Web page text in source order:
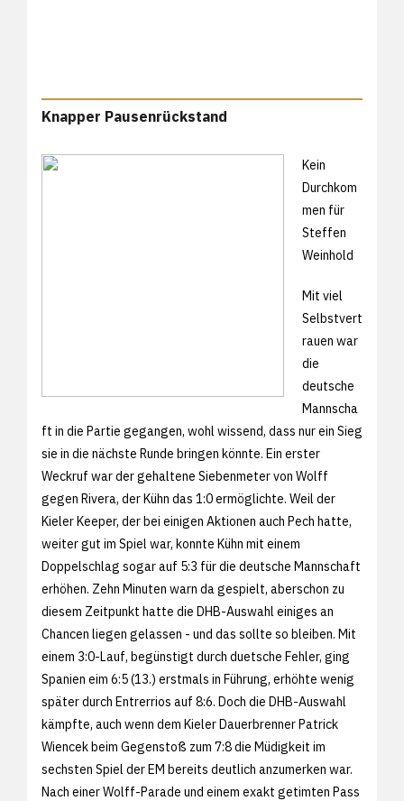
Knapper Pausenrückstand
Kein
Durchkom
men für
Steffen
Weinhold
Mit viel
Selbstvert
rauen war
die
deutsche
Mannscha
ft in die Partie gegangen, wohl wissend, dass nur ein Sieg
sie in die nächste Runde bringen könnte. Ein erster
Weckruf war der gehaltene Siebenmeter von Wolff
gegen Rivera, der Kühn das 1:0 ermöglichte. Weil der
Kieler Keeper, der bei einigen Aktionen auch Pech hatte,
weiter gut im Spiel war, konnte Kühn mit einem
Doppelschlag sogar auf 5:3 für die deutsche Mannschaft
erhöhen. Zehn Minuten warn da gespielt, aberschon zu
diesem Zeitpunkt hatte die DHB-Auswahl einiges an
Chancen liegen gelassen - und das sollte so bleiben. Mit
einem 3:0-Lauf, begünstigt durch duetsche Fehler, ging
Spanien eim 6:5 (13.) erstmals in Führung, erhöhte wenig
später durch Entrerrios auf 8:6. Doch die DHB-Auswahl
kämpfte, auch wenn dem Kieler Dauerbrenner Patrick
Wiencek beim Gegenstoß zum 7:8 die Müdigkeit im
sechsten Spiel der EM bereits deutlich anzumerken war.
Nach einer Wolff-Parade und einem exakt getimten Pass